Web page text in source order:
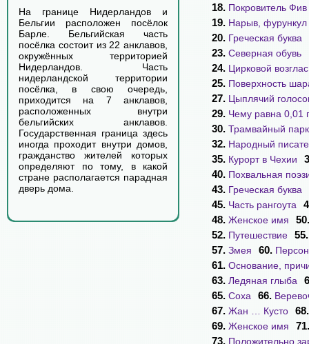
На границе Нидерландов и
Бельгии расположен посёлок
Барле. Бельгийская часть
посёлка состоит из 22 анклавов,
окружённых территорией
Нидерландов. Часть
нидерландской территории
посёлка, в свою очередь,
приходится на 7 анклавов,
расположенных внутри
бельгийских анклавов.
Государственная граница здесь
иногда проходит внутри домов,
гражданство жителей которых
определяют по тому, в какой
стране располагается парадная
дверь дома.
18. Покровитель Фив
19. Нарыв, фурункул
20. Греческая буква
23. Северная обувь
24. Цирковой возглас
25. Поверхность
27. Цыплячий
29. Чему равна 0,01
30. Трамвайный парк
32. Народный
35. Курорт в Чехии
40. Похвальная
43. Греческая буква
45. Часть рангоута
48. Женское имя
52. Путешествие
57. Змея 60.
61. Основание,
63. Ледяная глыба
65. Соха 66.
67. Жан … Кусто
69. Женское имя
73. Положительно